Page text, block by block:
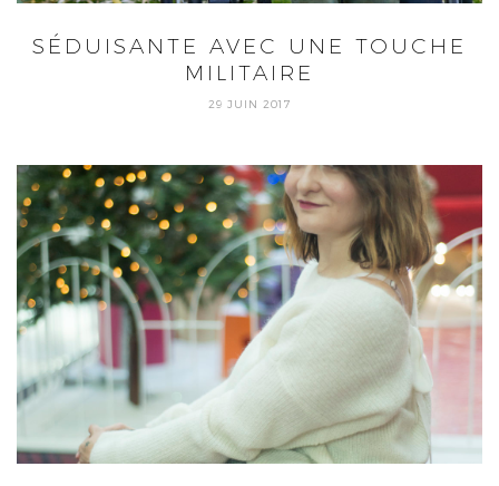
SÉDUISANTE AVEC UNE TOUCHE
MILITAIRE
29 JUIN 2017